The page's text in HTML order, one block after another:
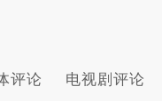
评论 电视剧评论